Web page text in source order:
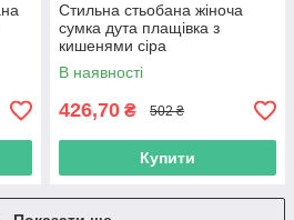
Стильна стьобана жіноча
сумка дута плащівка з
кишенями сіра
В наявності
426,70 ₴ 502 ₴
Купити